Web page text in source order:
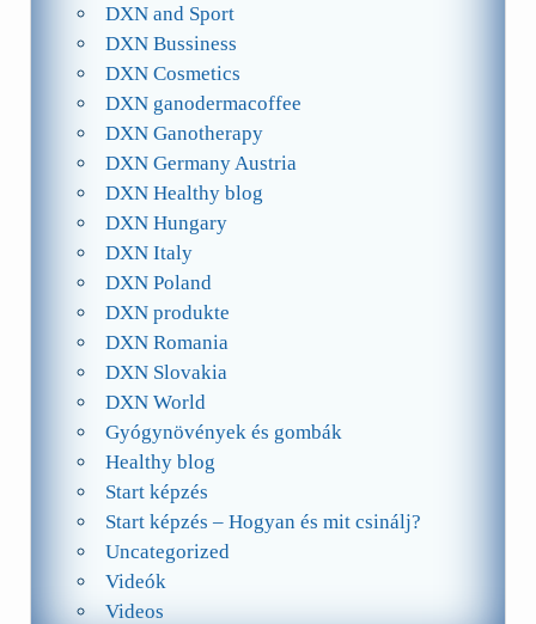
DXN and Sport
DXN Bussiness
DXN Cosmetics
DXN ganodermacoffee
DXN Ganotherapy
DXN Germany Austria
DXN Healthy blog
DXN Hungary
DXN Italy
DXN Poland
DXN produkte
DXN Romania
DXN Slovakia
DXN World
Gyógynövények és gombák
Healthy blog
Start képzés
Start képzés – Hogyan és mit csinálj?
Uncategorized
Videók
Videos